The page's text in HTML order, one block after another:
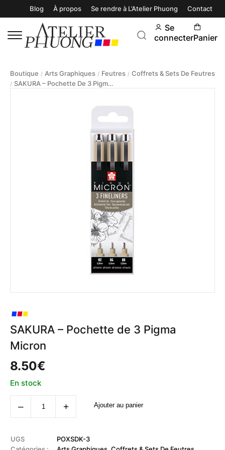
Blog À propos Se rendre à L’Atelier Phuong Contact
Se
connecterPanier
Boutique / Arts Graphiques / Feutres / Coffrets & Sets De Feutres
/ SAKURA – Pochette De 3 Pigma Micron
SAKURA – Pochette de 3 Pigma
Micron
8.50€
En stock
‒
quantité
de
de
3
+ Ajouter au panier
UGS
POXSDK-3